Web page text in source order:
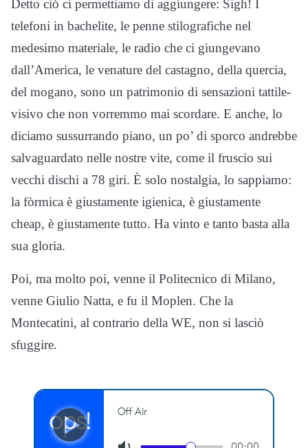
Detto ciò ci permettiamo di aggiungere: Sigh! I
telefoni in bachelite, le penne stilografiche nel
medesimo materiale, le radio che ci giungevano
dall’America, le venature del castagno, della quercia,
del mogano, sono un patrimonio di sensazioni tattile-
visivo che non vorremmo mai scordare. E anche, lo
diciamo sussurrando piano, un po’ di sporco andrebbe
salvaguardato nelle nostre vite, come il fruscio sui
vecchi dischi a 78 giri. È solo nostalgia, lo sappiamo:
la fòrmica è giustamente igienica, è giustamente
cheap, è giustamente tutto. Ha vinto e tanto basta alla
sua gloria.
Poi, ma molto poi, venne il Politecnico di Milano,
venne Giulio Natta, e fu il Moplen. Che la
Montecatini, al contrario della WE, non si lasciò
sfuggire.